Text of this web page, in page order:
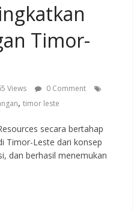
Timor-
Views
0 Comment
,timor leste
secara bertahap
Timor-Leste dari konsep
dan berhasil menemukan